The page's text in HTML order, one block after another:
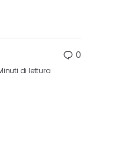
di lettura
0